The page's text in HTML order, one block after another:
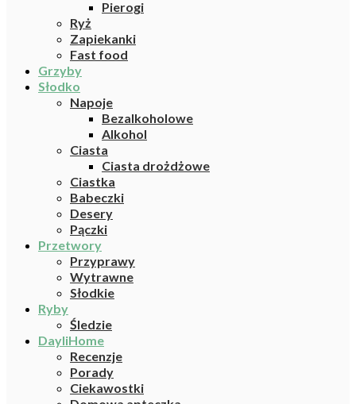
Pierogi
Ryż
Zapiekanki
Fast food
Grzyby
Słodko
Napoje
Bezalkoholowe
Alkohol
Ciasta
Ciasta drożdżowe
Ciastka
Babeczki
Desery
Pączki
Przetwory
Przyprawy
Wytrawne
Słodkie
Ryby
Śledzie
DayliHome
Recenzje
Porady
Ciekawostki